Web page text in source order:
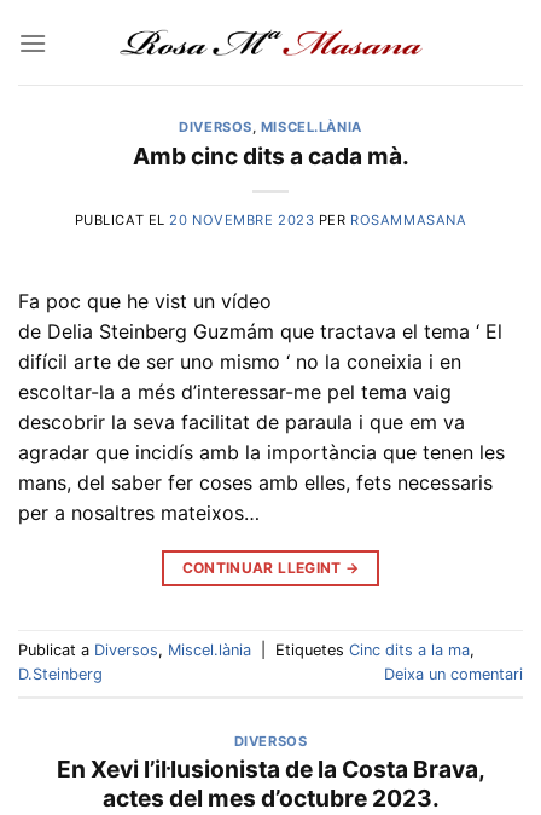
DIVERSOS, MISCEL.LÀNIA
Amb cinc dits a cada mà.
PUBLICAT EL 20 NOVEMBRE 2023 PER ROSAMMASANA
Fa poc que he vist un vídeo
de Delia Steinberg Guzmám que tractava el tema ‘ El
difícil arte de ser uno mismo ‘ no la coneixia i en
escoltar-la a més d’interessar-me pel tema vaig
descobrir la seva facilitat de paraula i que em va
agradar que incidís amb la importància que tenen les
mans, del saber fer coses amb elles, fets necessaris
per a nosaltres mateixos…
CONTINUAR LLEGINT →
Publicat a Diversos, Miscel.lània Etiquetes Cinc dits a la ma,
D.Steinberg
Deixa un comentari
DIVERSOS
En Xevi l’il·lusionista de la Costa Brava,
actes del mes d’octubre 2023.